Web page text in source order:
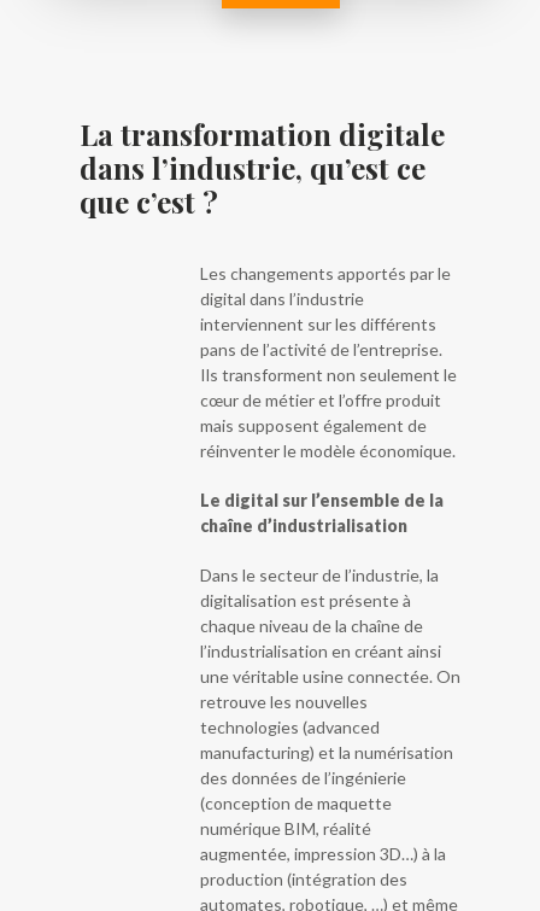
La transformation digitale
dans l’industrie, qu’est ce
que c’est ?
Les changements apportés par le
digital dans l’industrie
interviennent sur les différents
pans de l’activité de l’entreprise.
Ils transforment non seulement le
cœur de métier et l’offre produit
mais supposent également de
réinventer le modèle économique.
Le digital sur l’ensemble de la
chaîne d’industrialisation
Dans le secteur de l’industrie, la
digitalisation est présente à
chaque niveau de la chaîne de
l’industrialisation en créant ainsi
une véritable usine connectée. On
retrouve les nouvelles
technologies (advanced
manufacturing) et la numérisation
des données de l’ingénierie
(conception de maquette
numérique BIM, réalité
augmentée, impression 3D…) à la
production (intégration des
automates, robotique, …) et même